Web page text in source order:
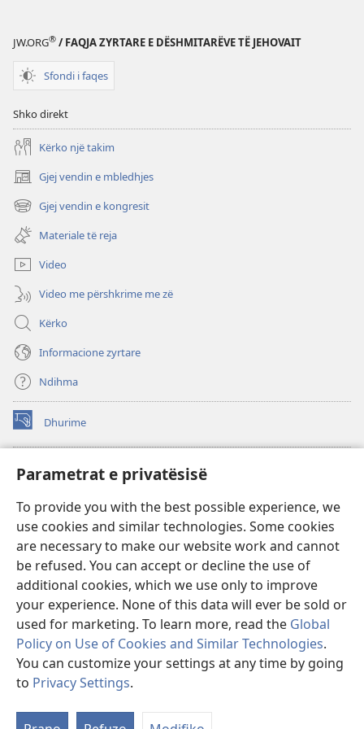
Parametrat e privatësisë
To provide you with the best possible experience, we
use cookies and similar technologies. Some cookies
are necessary to make our website work and cannot
be refused. You can accept or decline the use of
additional cookies, which we use only to improve
your experience. None of this data will ever be sold or
used for marketing. To learn more, read the Global
Policy on Use of Cookies and Similar Technologies.
You can customize your settings at any time by going
to Privacy Settings.
JW.ORG® / FAQJA ZYRTARE E DËSHMITARËVE TË JEHOVAIT
Sfondi i faqes
Shko direkt
Kërko një takim
Gjej vendin e mbledhjes
(hap
dritare
të
re)
Gjej vendin e kongresit
(hap
dritare
të
re)
Materiale të reja
Video
Video me përshkrime me zë
Kërko
Informacione zyrtare
Ndihma
Dhurime
(hap
dritare
re)
BIBLIOTEKA ONLINE Watchtower
(hap
të
re)
JW Hub
(hap
dritare
të
re)
JW Library
Biblioteka Watchtower
Copyright© 2026 Watch Tower Bible and Tract Society of Pennsylvania.
KUSHTET E PËRDORIMIT